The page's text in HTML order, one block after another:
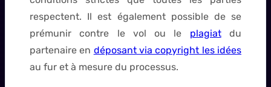
respectent. Il est également possible de se
prémunir contre le vol ou le plagiatdu
partenaire en déposant via copyright les idées
au fur et à mesure du processus.